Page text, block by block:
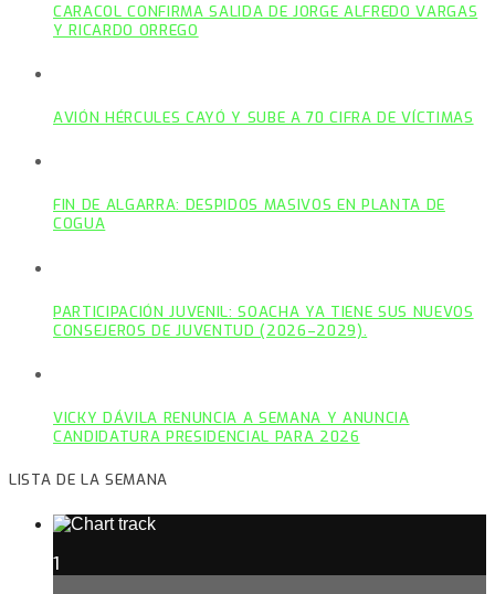
CARACOL CONFIRMA SALIDA DE JORGE ALFREDO VARGAS
Y RICARDO ORREGO
AVIÓN HÉRCULES CAYÓ Y SUBE A 70 CIFRA DE VÍCTIMAS
FIN DE ALGARRA: DESPIDOS MASIVOS EN PLANTA DE
COGUA
PARTICIPACIÓN JUVENIL: SOACHA YA TIENE SUS NUEVOS
CONSEJEROS DE JUVENTUD (2026–2029).
VICKY DÁVILA RENUNCIA A SEMANA Y ANUNCIA
CANDIDATURA PRESIDENCIAL PARA 2026
LISTA DE LA SEMANA
1